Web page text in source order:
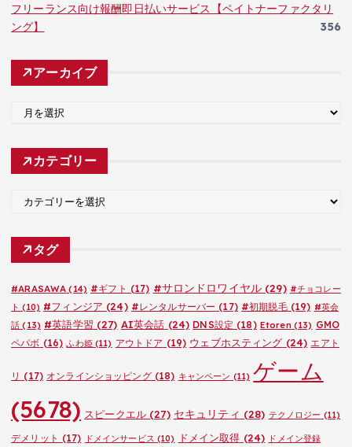
フリーランス向け報酬即日払いサービス【ペイトナーファクタリ
ング】
356
アーカイブ
カ
カテゴリー
ゴ
タグ
#ARASAWA (14) #ギフト (17) #サロンドロワイヤル(29) #チョコレー
ト (10) #フィンジア (24) #レンタルサーバー (17) #初期脱毛(19) #英会
話 (13) #英語学習 (27) AI英会話 (24) DNS設定 (18) Etoren(13) GMO
ペパボ (16) ふわ姫(11) アウトドア (19) ウェブホスティング (24) エアト
リ (17) オンラインショッピング(18) キャンペーン (11) ゲーム
(5678) スピークエル(27) セキュリティ (28) テクノロジー (11)
デメリット (17) ドメインサービス (10) ドメイン取得 (24) ドメイン登録